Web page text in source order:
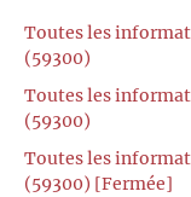
Toutes les
(59300)
Toutes les
(59300)
Toutes les
(59300) [Fermée]